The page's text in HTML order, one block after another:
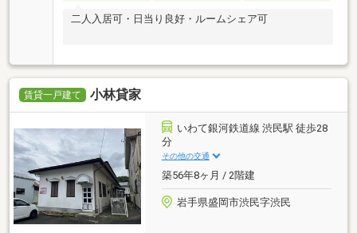
二人入居可・日当り良好・ルームシェア可
賃貸一戸建て 小林貸家
いわて銀河鉄道線 渋民駅 徒歩28
分
その他の交通
築56年8ヶ月 / 2階建
岩手県盛岡市渋民字渋民